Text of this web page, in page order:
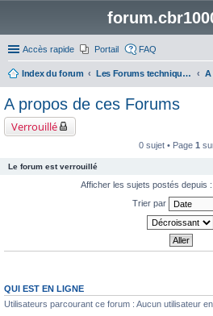
Accès rapide Portail FAQ
Index du forum Les Forums techniques des motos autres que le CBR 1000F
A propos de ces Forums
Verrouillé
0 sujet • Page 1
Le forum est verrouillé
Afficher les sujets postés depuis :
Trier par
QUI EST EN LIGNE
Utilisateurs parcourant ce forum : Aucun utilisateur